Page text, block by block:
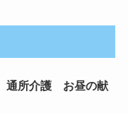
通所介護 お昼の献